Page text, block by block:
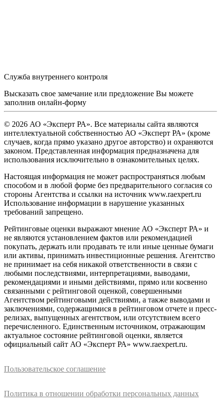
Служба внутреннего контроля
Высказать свое замечание или предложение Вы можете
заполнив онлайн-форму
© 2026 АО «Эксперт РА». Все материалы сайта являются
интеллектуальной собственностью АО «Эксперт РА» (кроме
случаев, когда прямо указано другое авторство) и охраняются
законом. Представленная информация предназначена для
использования исключительно в ознакомительных целях.
Настоящая информация не может распространяться любым
способом и в любой форме без предварительного согласия со
стороны Агентства и ссылки на источник www.raexpert.ru
Использование информации в нарушение указанных
требований запрещено.
Рейтинговые оценки выражают мнение АО «Эксперт РА» и
не являются установлением фактов или рекомендацией
покупать, держать или продавать те или иные ценные бумаги
или активы, принимать инвестиционные решения. Агентство
не принимает на себя никакой ответственности в связи с
любыми последствиями, интерпретациями, выводами,
рекомендациями и иными действиями, прямо или косвенно
связанными с рейтинговой оценкой, совершенными
Агентством рейтинговыми действиями, а также выводами и
заключениями, содержащимися в рейтинговом отчете и пресс-
релизах, выпущенных агентством, или отсутствием всего
перечисленного. Единственным источником, отражающим
актуальное состояние рейтинговой оценки, является
официальный сайт АО «Эксперт РА» www.raexpert.ru.
Пользовательское соглашение
Политика в отношении обработки персональных данных